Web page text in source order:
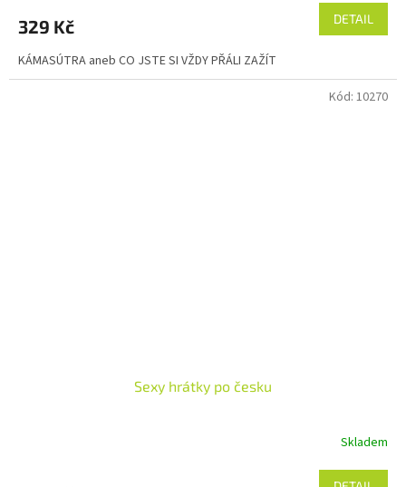
329 Kč DETAIL
KÁMASÚTRA aneb CO JSTE SI VŽDY PŘÁLI ZAŽÍT
Sexy hrátky po česku
Skladem
Kód: 10270